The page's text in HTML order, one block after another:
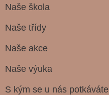
Naše škola
Naše třídy
Naše akce
Naše výuka
S kým se u nás potkáváte